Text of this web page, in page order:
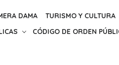
DAMA TURISMO Y CULTURA
CÓDIGO DE ORDEN